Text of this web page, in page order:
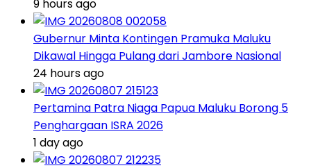
9 hours ago
Gubernur Minta Kontingen Pramuka Maluku
Dikawal Hingga Pulang dari Jambore Nasional
24 hours ago
Pertamina Patra Niaga Papua Maluku Borong 5
Penghargaan ISRA 2026
1 day ago